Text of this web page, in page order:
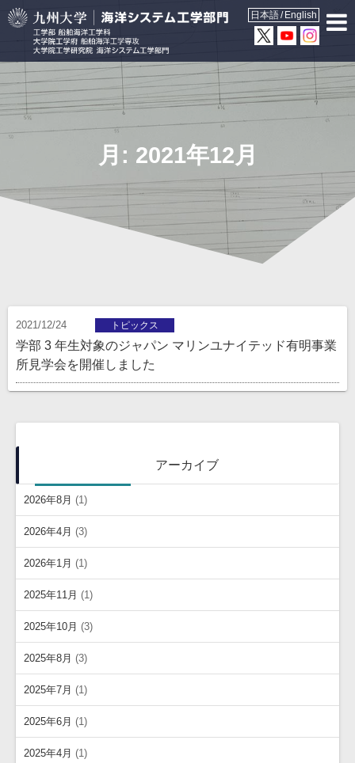
English
日本語
月: 2021年12月
2021/12/24 トピックス
学部 3 年生対象のジャパン マリンユナイテッド有明事業
所見学会を開催しました
アーカイブ
2026年8月 (1)
2026年4月 (3)
2026年1月 (1)
2025年11月 (1)
2025年10月 (3)
2025年8月 (3)
2025年7月 (1)
2025年6月 (1)
2025年4月 (1)